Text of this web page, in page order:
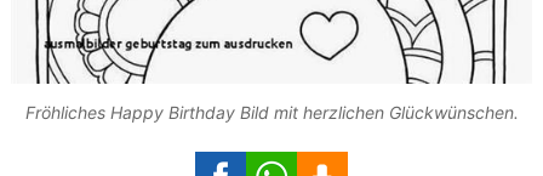
Fröhliches Happy Birthday Bild mit herzlichen Glückwünschen.